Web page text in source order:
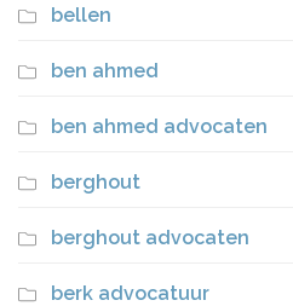
bellen
ben ahmed
ben ahmed advocaten
berghout
berghout advocaten
berk advocatuur